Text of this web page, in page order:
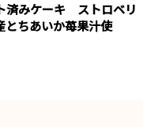
済みケーキ ストロベリ
とちあいか苺果汁使